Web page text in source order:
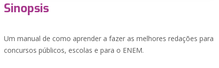
Sinopsis
Um manual de como aprender a fazer as melhores redações para
concursos públicos, escolas e para o ENEM.